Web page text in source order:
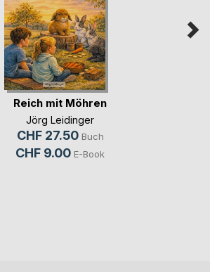
Reich mit Möhren
Jörg Leidinger
CHF 27.50 Buch
CHF 9.00 E-Book